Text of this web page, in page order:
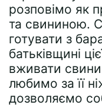
розповімо як
та свининою.
готувати з
батьківщині
вживати
любимо за її
дозволяємо